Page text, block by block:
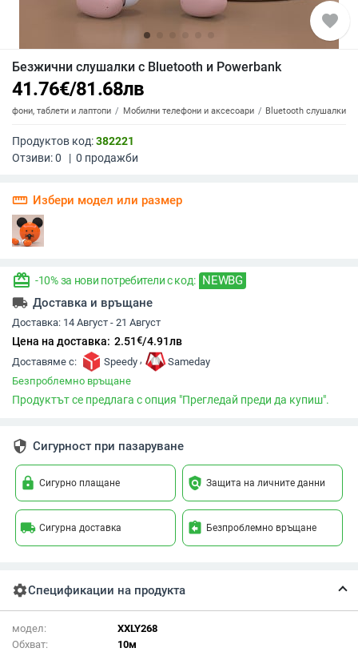
favorite
Безжични слушалки с Bluetooth и Powerbank
41.76€/81.68лв
таблети и лаптопи Мобилни телефони и аксесоари Bluetooth слушалки
Продуктов код:382221
Отзиви:0 | 0 продажби
straighten Избери модел или размер
redeem -10% за нови потребители с код: NEWBG
local_shipping Доставка и връщане
Доставка: 14 Август - 21 Август
Цена на доставка: 2.51€/4.91лв
Доставяме с: Speedy ,
Sameday
Безпроблемно връщане
Продуктът се предлага с опция "Прегледай преди да купиш".
security Сигурност при пазаруване
lock Сигурно плащане policy Защита на личните данни
local_shipping Сигурна доставка assignment_return Безпроблемно връщане
settingsСпецификации на продукта
модел:
XXLY268
Обхват:
10м